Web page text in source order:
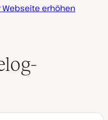
erhöhen